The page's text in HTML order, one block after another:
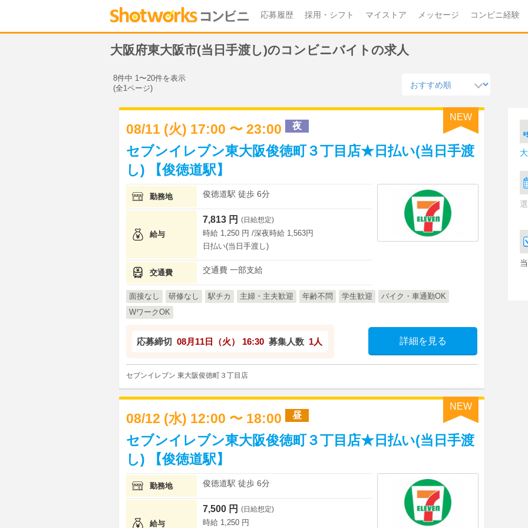
応募履歴 採用・シフト マイストア メッセージ コンビニ経験
大阪府東大阪市(当日手渡し)のコンビニバイトの求人
8件中 1〜20件を表示
(全1ページ)
NEW
08/11 (火) 17:00 〜 23:00 夜
セブンイレブン東大阪俊徳町３丁目店★日払い(当日手渡
し) 【俊徳道駅】
勤務地 俊徳道駅 徒歩 6分
給与
7,813 円 (日給想定)
時給 1,250 円 /深夜時給 1,563円
日払い(当日手渡し)
交通費 交通費 一部支給
面接なし 研修なし 駅チカ 主婦・主夫歓迎 年齢不問 学生歓迎
バイク・車通勤OK
WワークOK
応募締切 08月11日（火） 16:30 募集人数 1人 詳細を見る
セブンイレブン 東大阪俊徳町３丁目店
NEW
08/12 (水) 12:00 〜 18:00 昼
セブンイレブン東大阪俊徳町３丁目店★日払い(当日手渡
し) 【俊徳道駅】
勤務地 俊徳道駅 徒歩 6分
給与
7,500 円 (日給想定)
時給 1,250 円